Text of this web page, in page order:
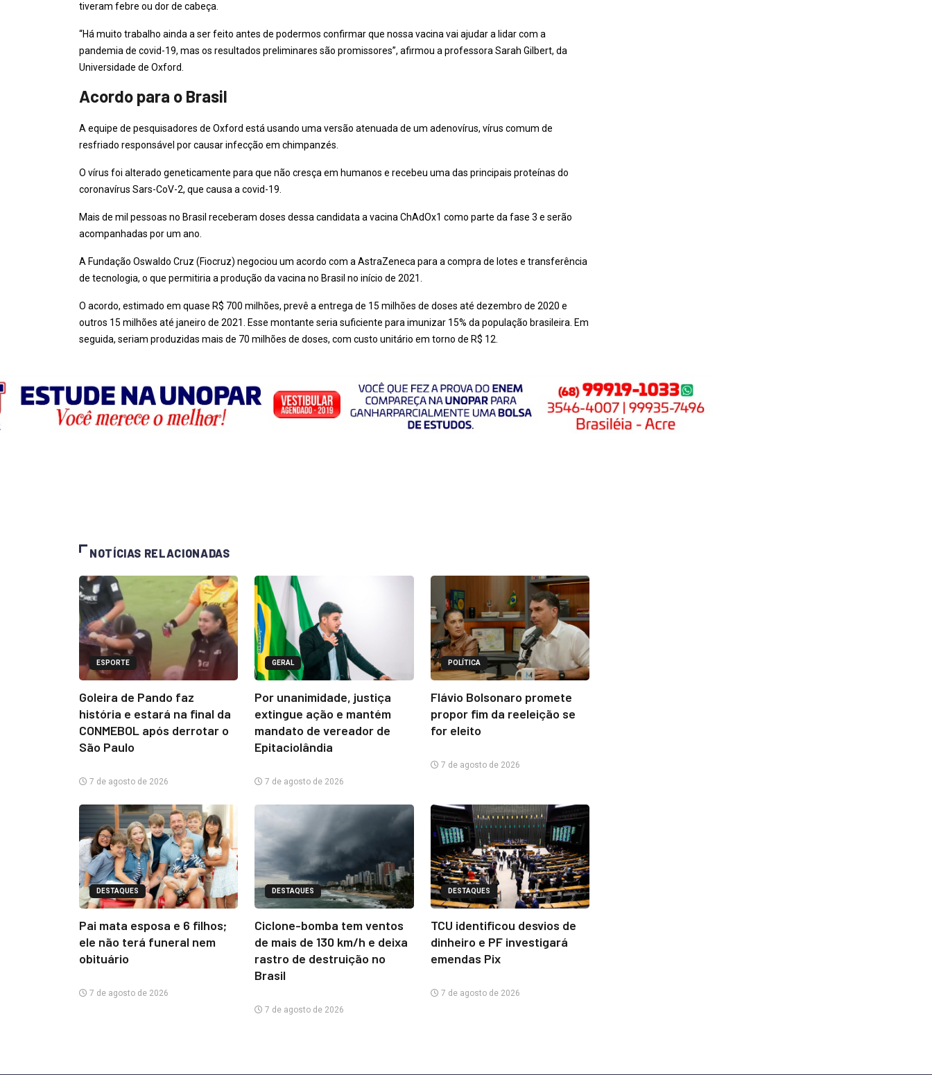
tiveram febre ou dor de cabeça.
“Há muito trabalho ainda a ser feito antes de podermos confirmar que nossa vacina vai ajudar a lidar com a
pandemia de covid-19, mas os resultados preliminares são promissores”, afirmou a professora Sarah Gilbert, da
Universidade de Oxford.
Acordo para o Brasil
A equipe de pesquisadores de Oxford está usando uma versão atenuada de um adenovírus, vírus comum de
resfriado responsável por causar infecção em chimpanzés.
O vírus foi alterado geneticamente para que não cresça em humanos e recebeu uma das principais proteínas do
coronavírus Sars-CoV-2, que causa a covid-19.
Mais de mil pessoas no Brasil receberam doses dessa candidata a vacina ChAdOx1 como parte da fase 3 e serão
acompanhadas por um ano.
A Fundação Oswaldo Cruz (Fiocruz) negociou um acordo com a AstraZeneca para a compra de lotes e transferência
de tecnologia, o que permitiria a produção da vacina no Brasil no início de 2021.
O acordo, estimado em quase R$ 700 milhões, prevê a entrega de 15 milhões de doses até dezembro de 2020 e
outros 15 milhões até janeiro de 2021. Esse montante seria suficiente para imunizar 15% da população brasileira. Em
seguida, seriam produzidas mais de 70 milhões de doses, com custo unitário em torno de R$ 12.
NOTÍCIAS RELACIONADAS
ESPORTE
Goleira de Pando faz
história e estará na final da
CONMEBOL após derrotar o
São Paulo
7 de agosto de 2026
GERAL
Por unanimidade, justiça
extingue ação e mantém
mandato de vereador de
Epitaciolândia
7 de agosto de 2026
POLÍTICA
Flávio Bolsonaro promete
propor fim da reeleição se
for eleito
7 de agosto de 2026
DESTAQUES
Pai mata esposa e 6 filhos;
ele não terá funeral nem
obituário
7 de agosto de 2026
DESTAQUES
Ciclone-bomba tem ventos
de mais de 130 km/h e deixa
rastro de destruição no
Brasil
7 de agosto de 2026
DESTAQUES
TCU identificou desvios de
dinheiro e PF investigará
emendas Pix
7 de agosto de 2026